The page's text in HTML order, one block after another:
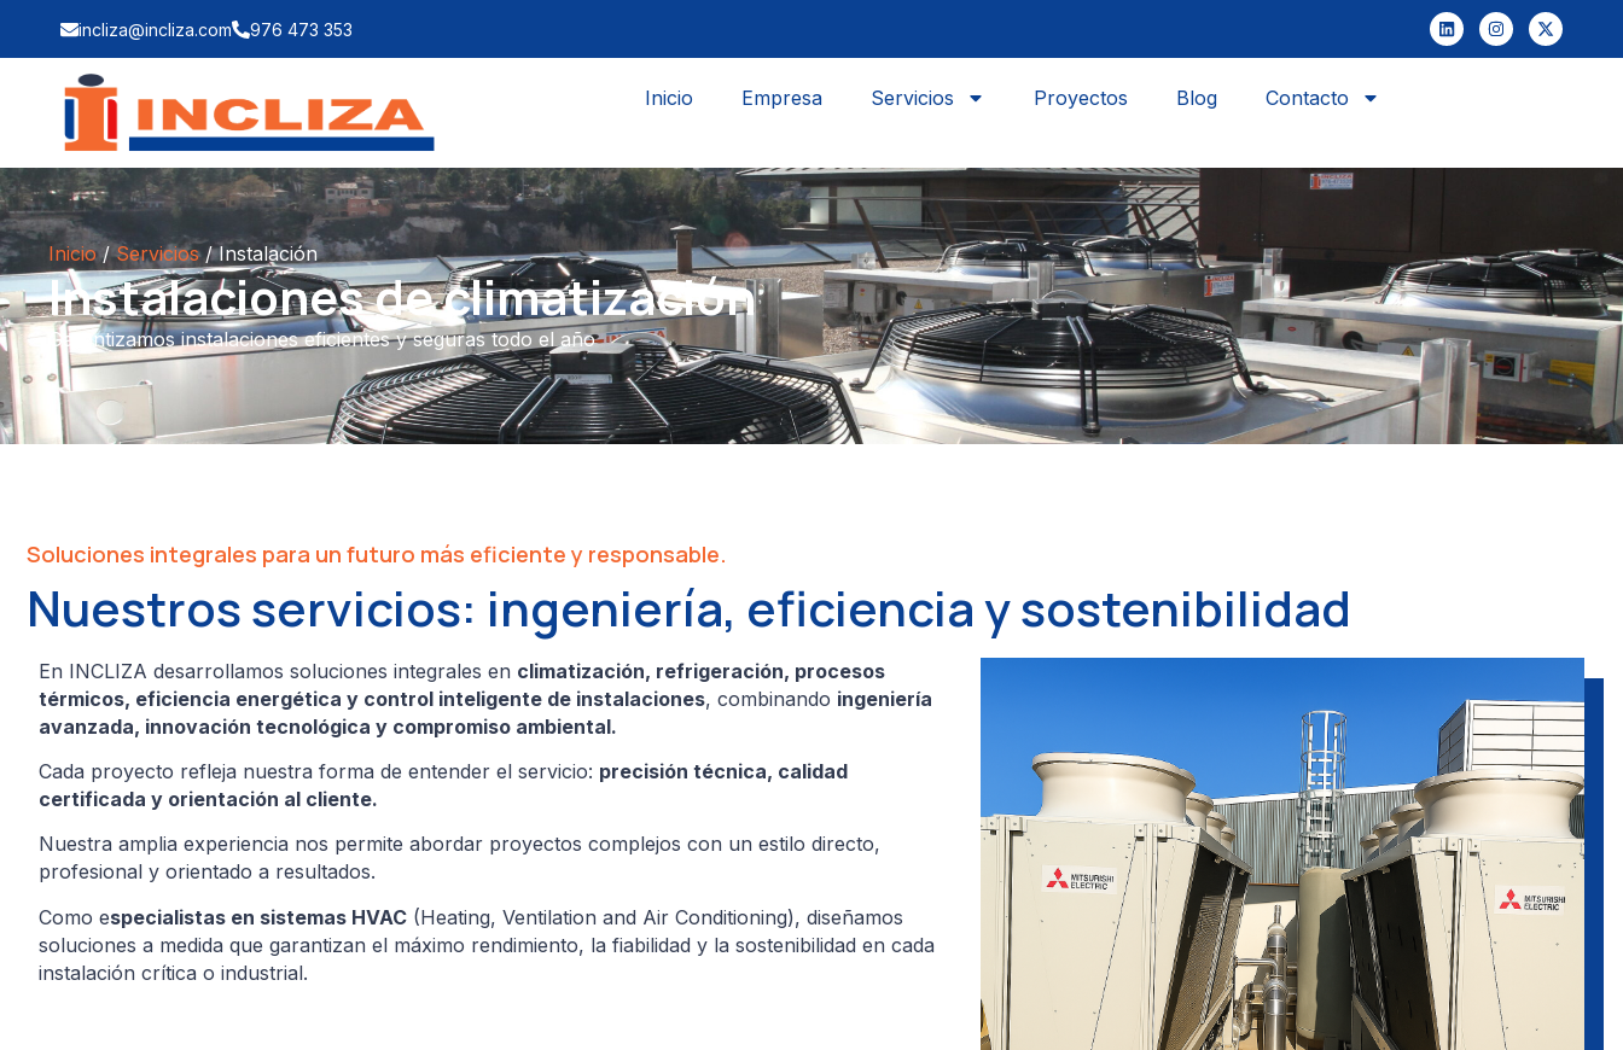
incliza@incliza.com 976 473 353
Inicio Empresa Servicios Proyectos Blog Contacto
Inicio/Servicios/Instalación
Instalaciones de climatización
Garantizamos instalaciones eficientes y seguras todo el año
Soluciones integrales para un futuro más eficiente y responsable.
Nuestros servicios: ingeniería, eficiencia y sostenibilidad
En INCLIZA desarrollamos soluciones integrales en climatización, refrigeración, procesos
térmicos, eficiencia energética y control inteligente de instalaciones, combinando ingeniería
avanzada, innovación tecnológica y compromiso ambiental.
Cada proyecto refleja nuestra forma de entender el servicio: precisión técnica, calidad
certificada y orientación al cliente.
Nuestra amplia experiencia nos permite abordar proyectos complejos con un estilo directo,
profesional y orientado a resultados.
Como especialistas en sistemas HVAC (Heating, Ventilation and Air Conditioning), diseñamos
soluciones a medida que garantizan el máximo rendimiento, la fiabilidad y la sostenibilidad en cada
instalación crítica o industrial.